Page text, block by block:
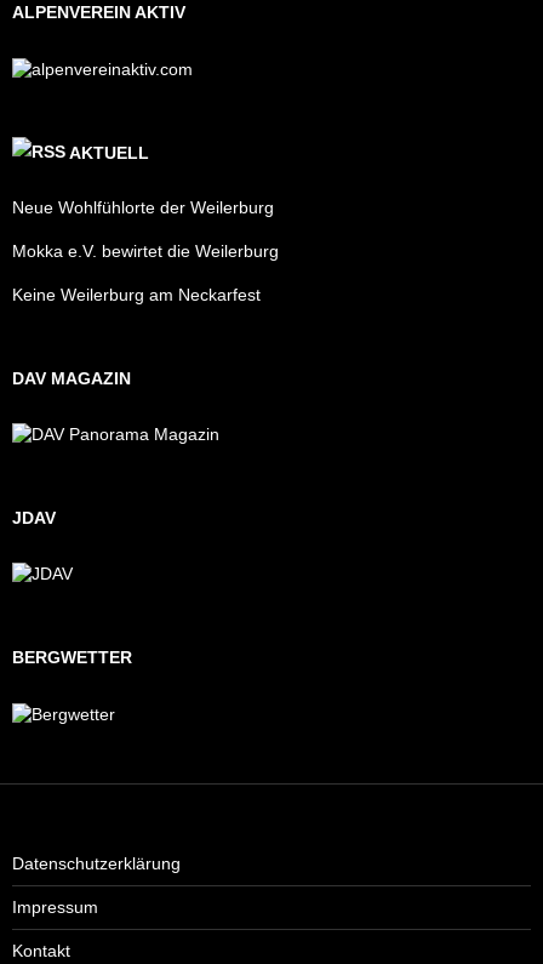
ALPENVEREIN AKTIV
AKTUELL
Neue Wohlfühlorte der Weilerburg
Mokka e.V. bewirtet die Weilerburg
Keine Weilerburg am Neckarfest
DAV MAGAZIN
JDAV
BERGWETTER
Datenschutzerklärung
Impressum
Kontakt